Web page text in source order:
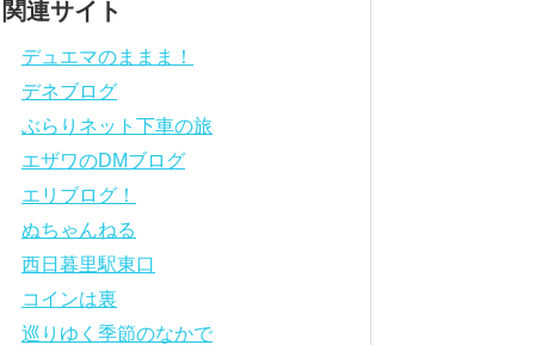
関連サイト
デュエマのままま！
デネブログ
ぶらりネット下車の旅
エザワのDMブログ
エリブログ！
ぬちゃんねる
西日暮里駅東口
コインは裏
巡りゆく季節のなかで